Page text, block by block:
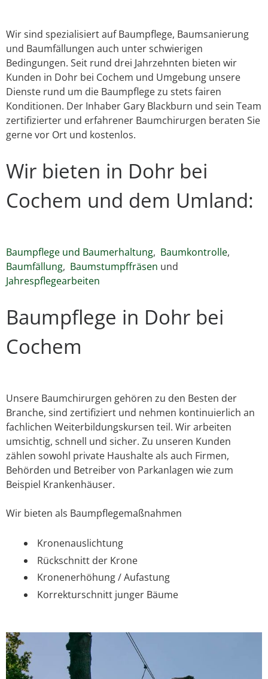
Wir sind spezialisiert auf Baumpflege, Baumsanierung
und Baumfällungen auch unter schwierigen
Bedingungen. Seit rund drei Jahrzehnten bieten wir
Kunden in Dohr bei Cochem und Umgebung unsere
Dienste rund um die Baumpflege zu stets fairen
Konditionen. Der Inhaber Gary Blackburn und sein Team
zertifizierter und erfahrener Baumchirurgen beraten Sie
gerne vor Ort und kostenlos.
Wir bieten in Dohr bei
Cochem und dem Umland:
Baumpflege und Baumerhaltung, Baumkontrolle,
Baumfällung, Baumstumpffräsen und
Jahrespflegearbeiten
Baumpflege in Dohr bei
Cochem
Unsere Baumchirurgen gehören zu den Besten der
Branche, sind zertifiziert und nehmen kontinuierlich an
fachlichen Weiterbildungskursen teil. Wir arbeiten
umsichtig, schnell und sicher. Zu unseren Kunden
zählen sowohl private Haushalte als auch Firmen,
Behörden und Betreiber von Parkanlagen wie zum
Beispiel Krankenhäuser.
Wir bieten als Baumpflegemaßnahmen
Kronenauslichtung
Rückschnitt der Krone
Kronenerhöhung / Aufastung
Korrekturschnitt junger Bäume